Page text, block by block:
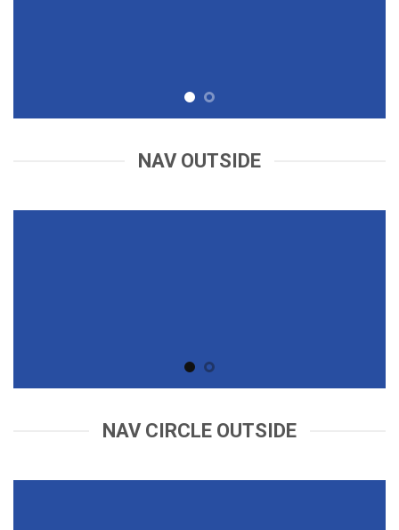
NAV OUTSIDE
NAV CIRCLE OUTSIDE